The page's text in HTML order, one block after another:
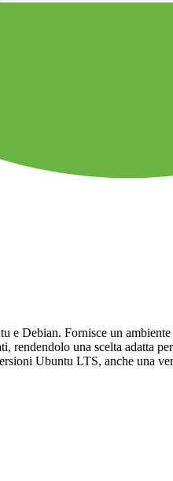
e Debian. Fornisce un
una scelta adatta
Ubuntu LTS, anche una